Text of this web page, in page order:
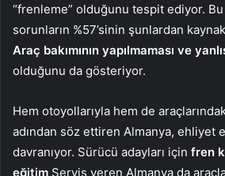
“frenleme” olduğunu tespit ediyor.
sorunların %57’sinin şunlardan
Araç bakımının yapılmaması ve
olduğunu da gösteriyor.
Hem otoyollarıyla hem de
adından söz ettiren Almanya, ehliyet
davranıyor. Sürücü adayları için fren
eğitim Servis veren Almanya da